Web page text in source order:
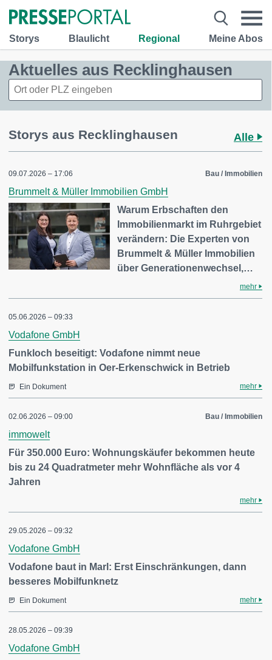
Storys Blaulicht Regional Meine Abos
Aktuelles aus Recklinghausen
Storys aus Recklinghausen Alle
09.07.2026 – 17:06 Bau / Immobilien
Brummelt & Müller Immobilien GmbH
Warum Erbschaften den
Immobilienmarkt im Ruhrgebiet
verändern: Die Experten von
Brummelt & Müller Immobilien
über Generationenwechsel,…
mehr
05.06.2026 – 09:33
Vodafone GmbH
Funkloch beseitigt: Vodafone nimmt neue
Mobilfunkstation in Oer-Erkenschwick in Betrieb
Ein Dokument mehr
02.06.2026 – 09:00 Bau / Immobilien
immowelt
Für 350.000 Euro: Wohnungskäufer bekommen heute
bis zu 24 Quadratmeter mehr Wohnfläche als vor 4
Jahren
mehr
29.05.2026 – 09:32
Vodafone GmbH
Vodafone baut in Marl: Erst Einschränkungen, dann
besseres Mobilfunknetz
Ein Dokument mehr
28.05.2026 – 09:39
Vodafone GmbH